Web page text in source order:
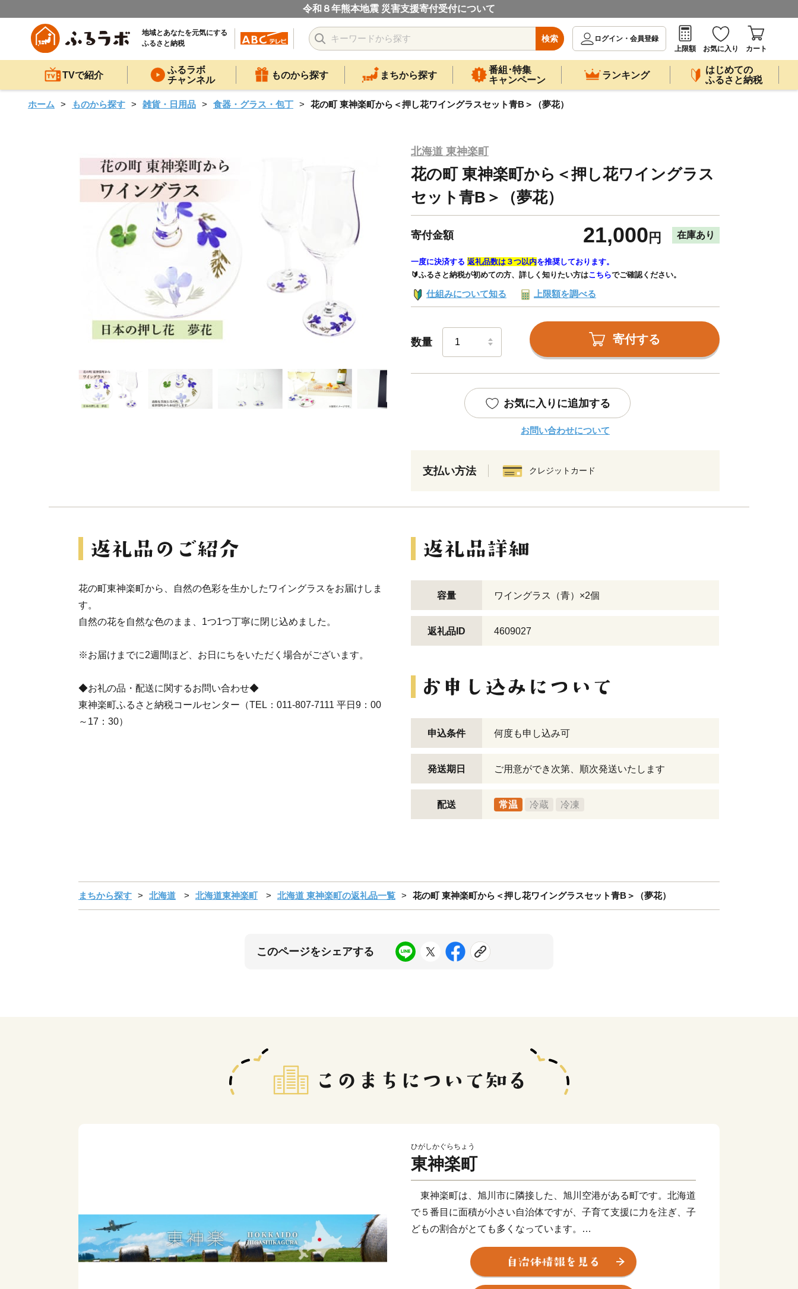
令和８年熊本地震 災害支援寄付受付について
地域とあなたを元気にする
ふるさと納税
検索
ログイン・会員登録
上限額
お気に入り カート
TVで紹介
ふるラボ
チャンネル
ものから探す まちから探す
番組･特集
キャンペーン
ランキング
はじめての
ふるさと納税
ホーム ものから探す 雑貨・日用品 食器・グラス・包丁 花の町 東神楽町から＜押し花ワイングラスセット青B＞（夢花）
北海道 東神楽町
花の町 東神楽町から＜押し花ワイングラス
セット青B＞（夢花）
寄付金額 21,000 円 在庫あり
一度に決済する 返礼品数は３つ以内を推奨しております。
🔰ふるさと納税が初めての方、詳しく知りたい方はこちらでご確認ください。
仕組みについて知る 上限額を調べる
数量 寄付する
お気に入りに追加する
お問い合わせについて
支払い方法 クレジットカード
花の町東神楽町から、自然の色彩を生かしたワイングラスをお届けしま
す。
自然の花を自然な色のまま、1つ1つ丁寧に閉じ込めました。
※お届けまでに2週間ほど、お日にちをいただく場合がございます。
◆お礼の品・配送に関するお問い合わせ◆
東神楽町ふるさと納税コールセンター（TEL：011-807-7111 平日9：00
～17：30）
容量 ワイングラス（青）×2個
返礼品ID 4609027
申込条件 何度も申し込み可
発送期日 ご用意ができ次第、順次発送いたします
配送 常温 冷蔵 冷凍
まちから探す 北海道 北海道東神楽町 北海道 東神楽町の返礼品一覧 花の町 東神楽町から＜押し花ワイングラスセット青B＞（夢花）
このページをシェアする
ひがしかぐらちょう
東神楽町
東神楽町は、旭川市に隣接した、旭川空港がある町です。北海道
で５番目に面積が小さい自治体ですが、子育て支援に力を注ぎ、子
どもの割合がとても多くなっています。
町のキャッチフレーズは「すてきな笑顔と花のまち」。半世紀以上
の歴史を持つ花のまちづくりの住民活動は、まちの文化です。
大雪山からの雪解け水の恵みの、おいしいお米は自慢の一品。アス